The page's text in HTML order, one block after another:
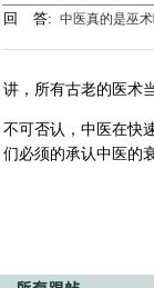
回 答: 中医真的是巫
讲，所有古老的医术
不可否认，中医在快
们必须的承认中医的